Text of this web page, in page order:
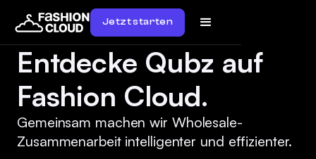
Jetzt starten
Entdecke Qubz auf
Fashion Cloud.
Gemeinsam machen wir Wholesale-
Zusammenarbeit intelligenter und effizienter.